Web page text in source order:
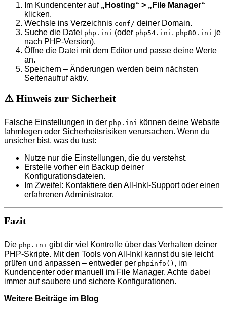
Im Kundencenter auf „Hosting“ > „File Manager“
klicken.
Wechsle ins Verzeichnis conf/ deiner Domain.
Suche die Datei php.ini (oder php54.ini, php80.ini je
nach PHP-Version).
Öffne die Datei mit dem Editor und passe deine Werte
an.
Speichern – Änderungen werden beim nächsten
Seitenaufruf aktiv.
⚠️ Hinweis zur Sicherheit
Falsche Einstellungen in der php.ini können deine Website
lahmlegen oder Sicherheitsrisiken verursachen. Wenn du
unsicher bist, was du tust:
Nutze nur die Einstellungen, die du verstehst.
Erstelle vorher ein Backup deiner
Konfigurationsdateien.
Im Zweifel: Kontaktiere den All-Inkl-Support oder einen
erfahrenen Administrator.
Fazit
Die php.ini gibt dir viel Kontrolle über das Verhalten deiner
PHP-Skripte. Mit den Tools von All-Inkl kannst du sie leicht
prüfen und anpassen – entweder per phpinfo() , im
Kundencenter oder manuell im File Manager. Achte dabei
immer auf saubere und sichere Konfigurationen.
Weitere Beiträge im Blog